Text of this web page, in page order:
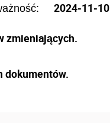
2024-11-10
zmieniających.
dokumentów.